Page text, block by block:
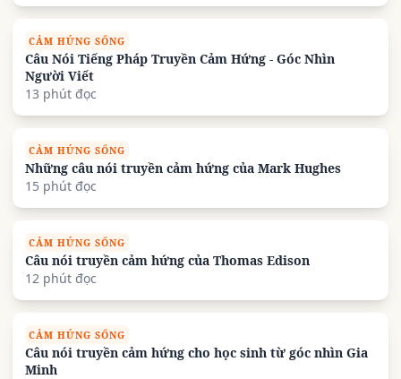
CẢM HỨNG SỐNG
Câu Nói Tiếng Pháp Truyền Cảm Hứng - Góc Nhìn
Người Viết
13 phút đọc
CẢM HỨNG SỐNG
Những câu nói truyền cảm hứng của Mark Hughes
15 phút đọc
CẢM HỨNG SỐNG
Câu nói truyền cảm hứng của Thomas Edison
12 phút đọc
CẢM HỨNG SỐNG
Câu nói truyền cảm hứng cho học sinh từ góc nhìn Gia
Minh